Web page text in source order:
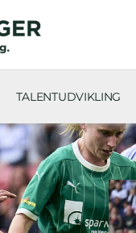
TALENTUDVIKLING